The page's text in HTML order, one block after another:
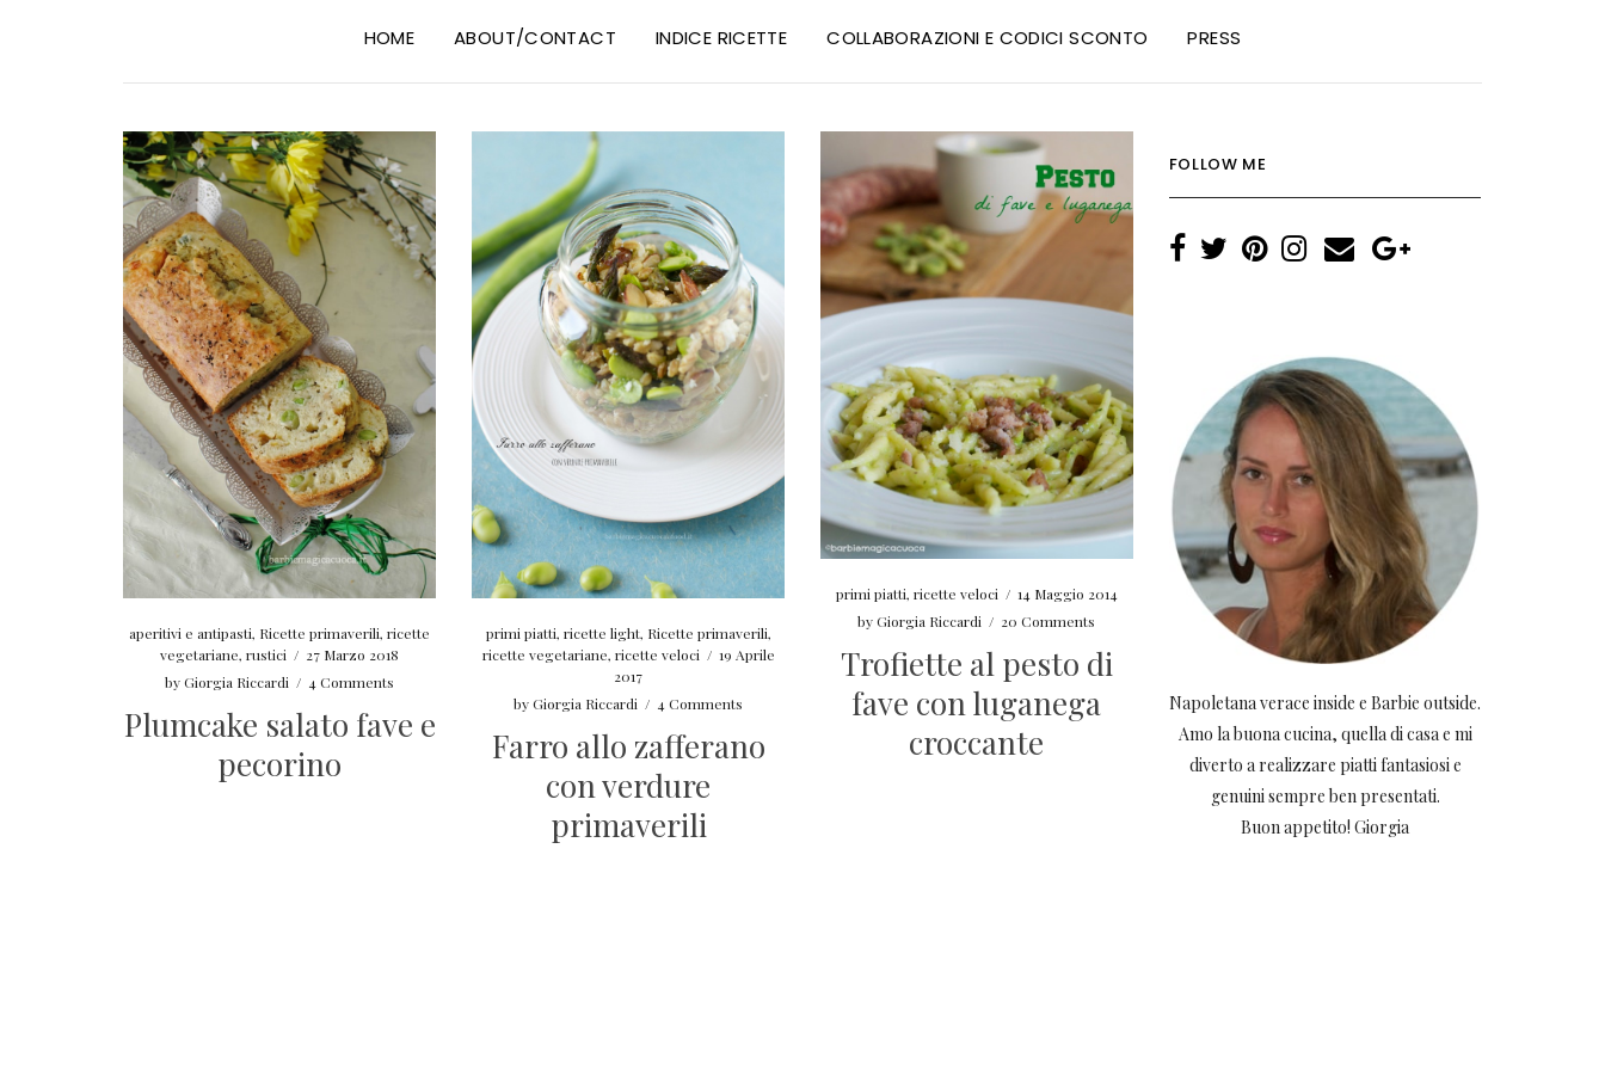
HOME ABOUT/CONTACT INDICE RICETTE COLLABORAZIONI E CODICI SCONTO PRESS
aperitivi e antipasti, Ricette primaverili,ricette
vegetariane,rustici / 27 Marzo 2018
byGiorgia Riccardi / 4 Comments
Plumcake salato fave e
pecorino
primi piatti, ricette light, Ricette primaverili,
ricette vegetariane, ricette veloci / 19 Aprile
2017
byGiorgia Riccardi / 4 Comments
Farro allo zafferano
con verdure
primaverili
primi piatti, ricette veloci / 14 Maggio 2014
byGiorgia Riccardi / 20 Comments
Trofiette al pesto di
fave con luganega
croccante
FOLLOW ME
Napoletana verace inside e Barbie outside.
Amo la buona cucina, quella di casa e mi
diverto a realizzare piatti fantasiosi e
genuini sempre ben presentati.
Buon appetito! Giorgia